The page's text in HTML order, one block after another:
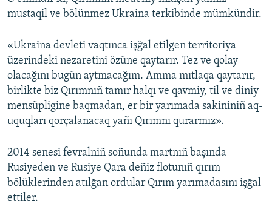
mustaqil ve bölünmez Ukraina terkibinde mümkündir.
«Ukraina devleti vaqtınca işğal etilgen territoriya
üzerindeki nezaretini özüne qaytarır. Tez ve qolay
olacağını bugün aytmacağım. Amma mıtlaqa qaytarır,
birlikte biz Qırımnıñ tamır halqı ve qavmiy, til ve diniy
mensüpligine baqmadan, er bir yarımada sakininiñ aq-
uquqları qorçalanacaq yañı Qırımnı qurarmız».
2014 senesi fevralniñ soñunda martnıñ başında
Rusiyeden ve Rusiye Qara deñiz flotunıñ qırım
bölüklerinden atılğan ordular Qırım yarımadasını işğal
ettiler.